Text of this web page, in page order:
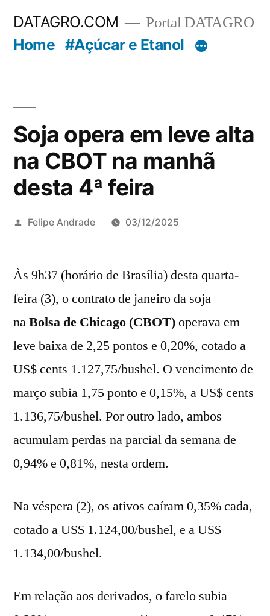
DATAGRO.COM Portal DATAGRO
Home #Açúcar e Etanol
Soja opera em leve alta
na CBOT na manhã
desta 4ª feira
Publicado
Felipe Andrade 03/12/2025
Às 9h37 (horário de Brasília) desta quarta-
feira (3), o contrato de janeiro da soja
naBolsa de Chicago (CBOT)operava em
leve baixa de 2,25 pontos e 0,20%, cotado a
US$ cents 1.127,75/bushel. O vencimento de
março subia 1,75 ponto e 0,15%, a US$ cents
1.136,75/bushel. Por outro lado, ambos
acumulam perdas na parcial da semana de
0,94% e 0,81%, nesta ordem.
Na véspera (2), os ativos caíram 0,35% cada,
cotado a US$ 1.124,00/bushel, e a US$
1.134,00/bushel.
Em relação aos derivados, o farelo subia